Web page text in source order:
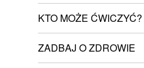
KTO MOŻE ĆWICZYĆ?
ZADBAJ O ZDROWIE